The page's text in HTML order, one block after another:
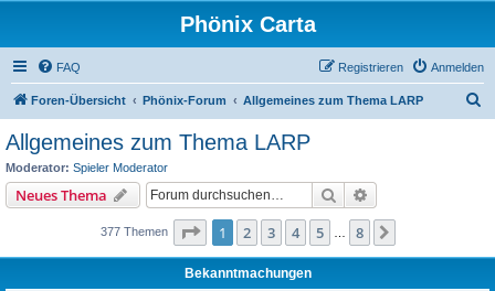
Phönix Carta
FAQ Anmelden
Registrieren
Foren-Übersicht Phönix-Forum Allgemeines zum Thema LARP
Allgemeines zum Thema LARP
Moderator: Spieler Moderator
Neues Thema Suche
377 Themen Seite 1von
1 2 3 4 5 8
Bekanntmachungen